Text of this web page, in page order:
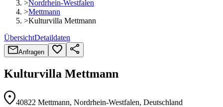
>Nordrhein-Westfalen
>Mettmann
>Kulturvilla Mettmann
ÜbersichtDetaildaten
Anfragen
Kulturvilla Mettmann
40822 Mettmann, Nordrhein-Westfalen, Deutschland